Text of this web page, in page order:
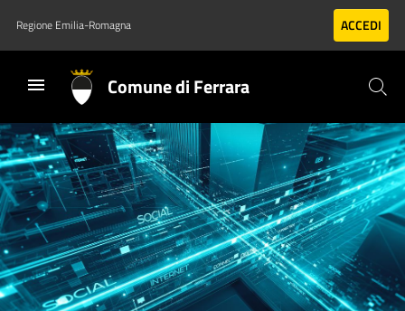
Vai al contenuto principale
Vai al footer
Regione Emilia-Romagna ACCEDI
Comune di Ferrara